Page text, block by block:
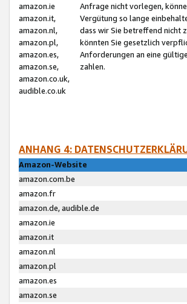
amazon.ie
amazon.it,
amazon.nl,
amazon.pl,
amazon.es,
amazon.se,
amazon.co.uk,
audible.co.uk
Anfrage nicht vorlegen,
Vergütung so lange
dass wir Sie betreffend nicht
könnten Sie gesetzlich
Anforderungen an eine
zahlen.
ANHANG 4:
Amazon-Website
amazon.com.be
amazon.fr
amazon.de, audible.de
amazon.ie
amazon.it
amazon.nl
amazon.pl
amazon.es
amazon.se